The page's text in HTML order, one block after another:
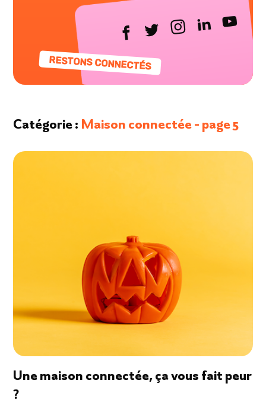
RESTONS CONNECTÉS
Catégorie Maison connectée - page 5
Une maison connectée, ça vous fait peur
?